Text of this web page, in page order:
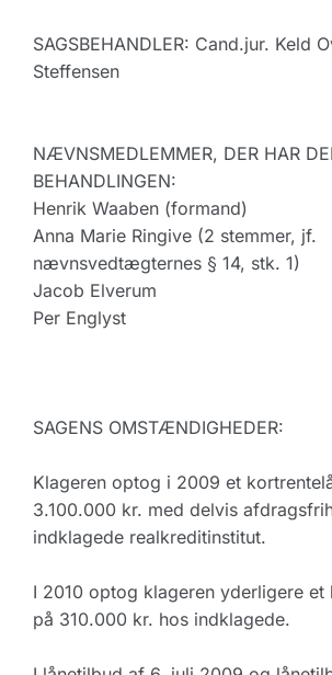
SAGSBEHANDLER: Cand.jur. Keld
Steffensen
NÆVNSMEDLEMMER, DER HAR
BEHANDLINGEN:
Henrik Waaben (formand)
Anna Marie Ringive (2 stemmer, jf.
nævnsvedtægternes § 14, stk. 1)
Jacob Elverum
Per Englyst
SAGENS OMSTÆNDIGHEDER:
Klageren optog i 2009 et
3.100.000 kr. med delvis
indklagede realkreditinstitut.
I 2010 optog klageren yderligere et
på 310.000 kr. hos indklagede.